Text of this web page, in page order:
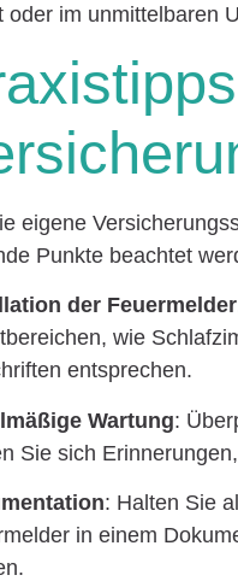
oder im unmittelbaren
eigene
Punkte beachtet
der Feuermelder
wie
entsprechen.
Wartung:
Sie sich
: Halten Sie
in einem